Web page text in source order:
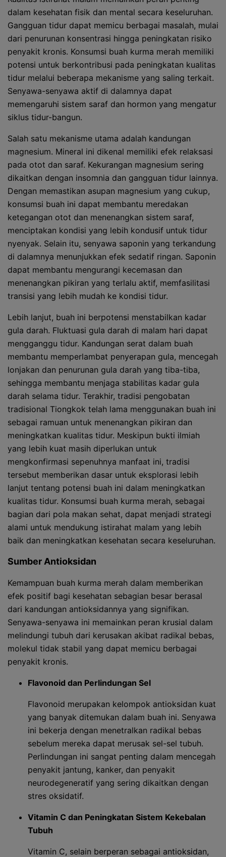
dalam kesehatan fisik dan mental secara keseluruhan.
Gangguan tidur dapat memicu berbagai masalah, mulai
dari penurunan konsentrasi hingga peningkatan risiko
penyakit kronis. Konsumsi buah kurma merah memiliki
potensi untuk berkontribusi pada peningkatan kualitas
tidur melalui beberapa mekanisme yang saling terkait.
Senyawa-senyawa aktif di dalamnya dapat
memengaruhi sistem saraf dan hormon yang mengatur
siklus tidur-bangun.
Salah satu mekanisme utama adalah kandungan
magnesium. Mineral ini dikenal memiliki efek relaksasi
pada otot dan saraf. Kekurangan magnesium sering
dikaitkan dengan insomnia dan gangguan tidur lainnya.
Dengan memastikan asupan magnesium yang cukup,
konsumsi buah ini dapat membantu meredakan
ketegangan otot dan menenangkan sistem saraf,
menciptakan kondisi yang lebih kondusif untuk tidur
nyenyak. Selain itu, senyawa saponin yang terkandung
di dalamnya menunjukkan efek sedatif ringan. Saponin
dapat membantu mengurangi kecemasan dan
menenangkan pikiran yang terlalu aktif, memfasilitasi
transisi yang lebih mudah ke kondisi tidur.
Lebih lanjut, buah ini berpotensi menstabilkan kadar
gula darah. Fluktuasi gula darah di malam hari dapat
mengganggu tidur. Kandungan serat dalam buah
membantu memperlambat penyerapan gula, mencegah
lonjakan dan penurunan gula darah yang tiba-tiba,
sehingga membantu menjaga stabilitas kadar gula
darah selama tidur. Terakhir, tradisi pengobatan
tradisional Tiongkok telah lama menggunakan buah ini
sebagai ramuan untuk menenangkan pikiran dan
meningkatkan kualitas tidur. Meskipun bukti ilmiah
yang lebih kuat masih diperlukan untuk
mengkonfirmasi sepenuhnya manfaat ini, tradisi
tersebut memberikan dasar untuk eksplorasi lebih
lanjut tentang potensi buah ini dalam meningkatkan
kualitas tidur. Konsumsi buah kurma merah, sebagai
bagian dari pola makan sehat, dapat menjadi strategi
alami untuk mendukung istirahat malam yang lebih
baik dan meningkatkan kesehatan secara keseluruhan.
Sumber Antioksidan
Kemampuan buah kurma merah dalam memberikan
efek positif bagi kesehatan sebagian besar berasal
dari kandungan antioksidannya yang signifikan.
Senyawa-senyawa ini memainkan peran krusial dalam
melindungi tubuh dari kerusakan akibat radikal bebas,
molekul tidak stabil yang dapat memicu berbagai
penyakit kronis.
Flavonoid dan Perlindungan Sel
Flavonoid merupakan kelompok antioksidan kuat
yang banyak ditemukan dalam buah ini. Senyawa
ini bekerja dengan menetralkan radikal bebas
sebelum mereka dapat merusak sel-sel tubuh.
Perlindungan ini sangat penting dalam mencegah
penyakit jantung, kanker, dan penyakit
neurodegeneratif yang sering dikaitkan dengan
stres oksidatif.
Vitamin C dan Peningkatan Sistem Kekebalan
Tubuh
Vitamin C, selain berperan sebagai antioksidan,